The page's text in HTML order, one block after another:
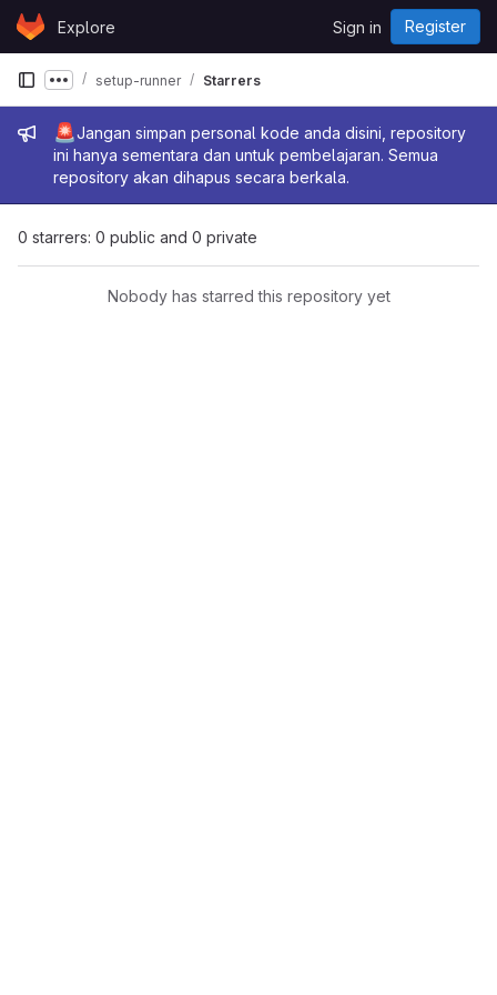
Skip to content
GitLabExplore Sign in Register
Admin message
🚨Jangan simpan personal kode anda disini, repository
ini hanya sementara dan untuk pembelajaran. Semua
repository akan dihapus secara berkala.
Show more breadcrumbs
setup-runner Starrers
0 starrers: 0 public and 0 private
Nobody has starred this repository yet